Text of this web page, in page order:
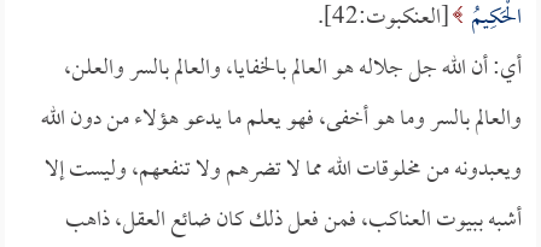
الْحَكِيمُ [العنكبوت:42].
أي: أن الله جل جلاله هو العالم بالخفايا، والعالم بالسر والعلن،
والعالم بالسر وما هو أخفى، فهو يعلم ما يدعو هؤلاء من دون الله
ويعبدونه من مخلوقات الله مما لا تضرهم ولا تنفعهم، وليست إلا
أشبه ببيوت العناكب، فمن فعل ذلك كان ضائع العقل، ذاهب